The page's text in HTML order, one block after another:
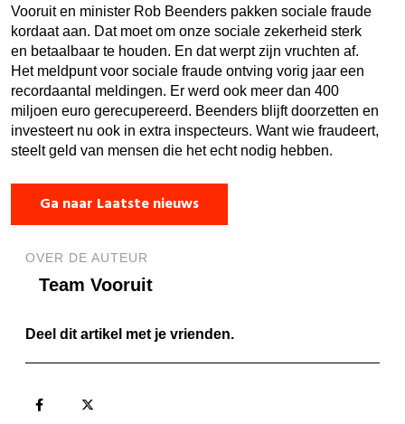
Vooruit en minister Rob Beenders pakken sociale fraude
kordaat aan. Dat moet om onze sociale zekerheid sterk
en betaalbaar te houden. En dat werpt zijn vruchten af.
Het meldpunt voor sociale fraude ontving vorig jaar een
recordaantal meldingen. Er werd ook meer dan 400
miljoen euro gerecupereerd. Beenders blijft doorzetten en
investeert nu ook in extra inspecteurs. Want wie fraudeert,
steelt geld van mensen die het echt nodig hebben.
Ga naar Laatste nieuws
OVER DE AUTEUR
Team Vooruit
Deel dit artikel met je vrienden.